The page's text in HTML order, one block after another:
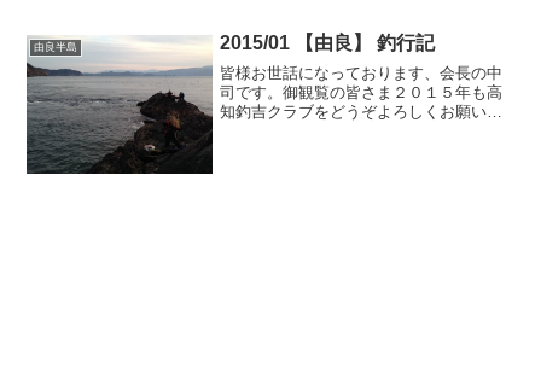
由良半島 2015/01 【由良】 釣行記
皆様お世話になっております、会長の中
司です。御観覧の皆さま２０１５年も高
知釣吉クラブをどうぞよろしくお願いい